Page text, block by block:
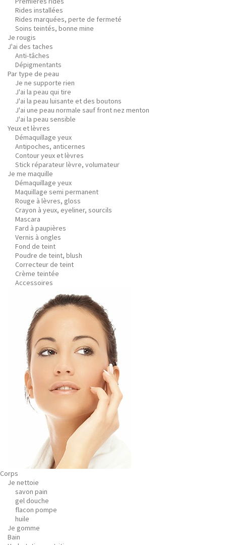
Rides installées
Rides marquées, perte de fermeté
Soins teintés, bonne mine
Je rougis
J'ai des taches
Anti-tâches
Dépigmentants
Par type de peau
Je ne supporte rien
J'ai la peau qui tire
J'ai la peau luisante et des boutons
J'ai une peau normale sauf front nez menton
J'ai la peau sensible
Yeux et lèvres
Démaquillage yeux
Antipoches, anticernes
Contour yeux et lèvres
Stick réparateur lèvre, volumateur
Je me maquille
Démaquillage yeux
Maquillage semi permanent
Rouge à lèvres, gloss
Crayon à yeux, eyeliner, sourcils
Mascara
Fard à paupières
Vernis à ongles
Fond de teint
Poudre de teint, blush
Correcteur de teint
Crème teintée
Accessoires
Corps
Je nettoie
savon pain
gel douche
flacon pompe
huile
Je gomme
Bain